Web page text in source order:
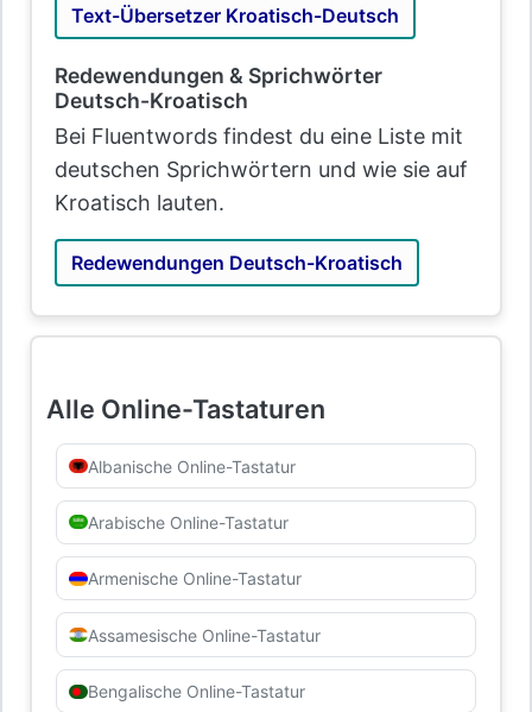
Text-Übersetzer Kroatisch-Deutsch
Redewendungen & Sprichwörter
Deutsch-Kroatisch
Bei Fluentwords findest du eine Liste mit
deutschen Sprichwörtern und wie sie auf
Kroatisch lauten.
Redewendungen Deutsch-Kroatisch
Alle Online-Tastaturen
Albanische Online-Tastatur
Arabische Online-Tastatur
Armenische Online-Tastatur
Assamesische Online-Tastatur
Bengalische Online-Tastatur